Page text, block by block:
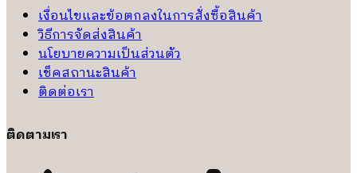
เงื่อนไขและข้อตกลงในการสั่งซื้อสินค้า
วิธีการจัดส่งสินค้า
นโยบายความเป็นส่วนตัว
เช็คสถานะสินค้า
ติดต่อเรา
ติดตามเรา